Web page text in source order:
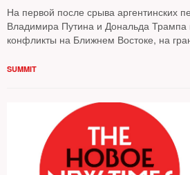
На первой после срыва аргентинских
Владимира Путина и Дональда Трампа
конфликты на Ближнем Востоке, на
NT, уверены: это общение ради общения
SUMMIT